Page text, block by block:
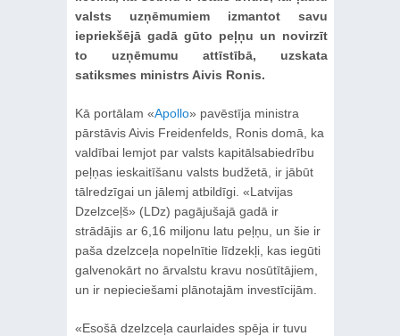
valsts uzņēmumiem izmantot savu
iepriekšējā gadā gūto peļņu un novirzīt
to uzņēmumu attīstībā, uzskata
satiksmes ministrs Aivis Ronis.
Kā portālam «Apollo» pavēstīja ministra
pārstāvis Aivis Freidenfelds, Ronis domā, ka
valdībai lemjot par valsts kapitālsabiedrību
peļņas ieskaitīšanu valsts budžetā, ir jābūt
tālredzīgai un jālemj atbildīgi. «Latvijas
Dzelzceļš» (LDz) pagājušajā gadā ir
strādājis ar 6,16 miljonu latu peļņu, un šie ir
paša dzelzceļa nopelnītie līdzekļi, kas iegūti
galvenokārt no ārvalstu kravu nosūtītājiem,
un ir nepieciešami plānotajām investīcijām.
«Esošā dzelzceļa caurlaides spēja ir tuvu